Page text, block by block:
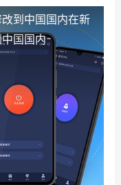
到中国国内在新
国国内